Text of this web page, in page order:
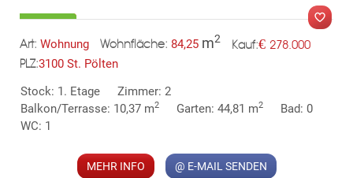
Art: Wohnung Wohnfläche: 84,25 m2 Kauf:€ 278.000
PLZ:3100 St. Pölten
Stock: 1. Etage
Zimmer: 2
Balkon/Terrasse: 10,37 m2 Garten: 44,81 m2
Bad: 0
WC: 1
MEHR INFO @ E-MAIL SENDEN